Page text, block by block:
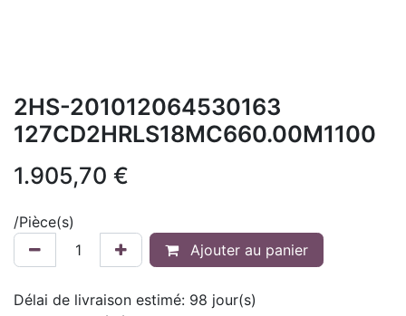
2HS-201012064530163
127CD2HRLS18MC660.00M1100
1.905,70 €
/Pièce(s)
Ajouter au panier
Délai de livraison estimé: 98 jour(s)